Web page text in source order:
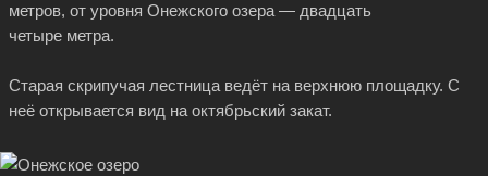
метров, от уровня Онежского озера — двадцать
четыре метра.
Старая скрипучая лестница ведёт на верхнюю площадку. С
неё открывается вид на октябрьский закат.